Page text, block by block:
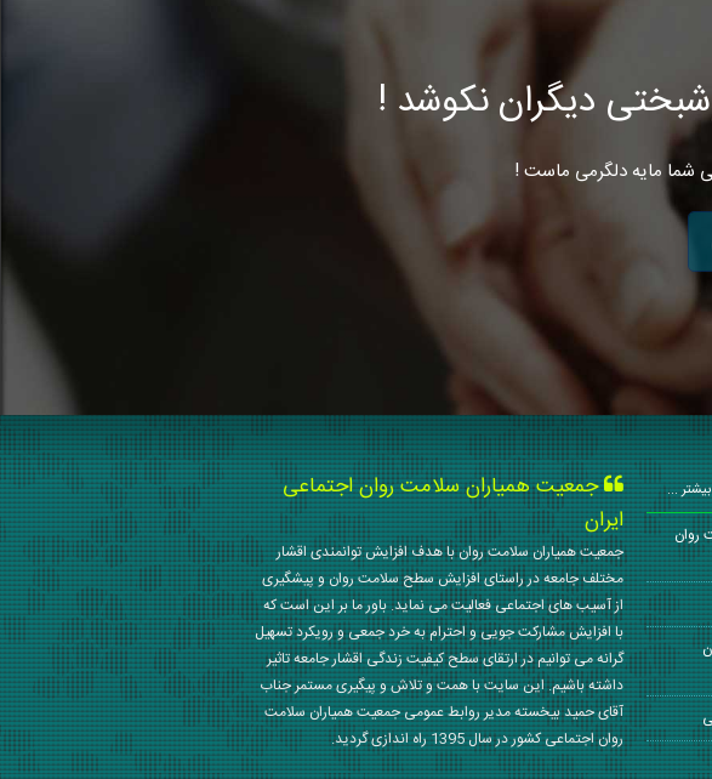
دیگران نکوشد !
شما مایه دلگرمی ماست !
بیشتر ...
روان
جمعیت همیاران سلامت روان اجتماعی
ایران
جمعیت همیاران سلامت روان با هدف افزایش توانمندی اقشار
مختلف جامعه در راستای افزایش سطح سلامت روان و پیشگیری
از آسیب های اجتماعی فعالیت می نماید. باور ما بر این است که
با افزایش مشارکت جویی و احترام به خرد جمعی و رویکرد تسهیل
گرانه می توانیم در ارتقای سطح کیفیت زندگی اقشار جامعه تاثیر
داشته باشیم. این سایت با همت و تلاش و پیگیری مستمر جناب
آقای حمید بیخسته مدیر روابط عمومی جمعیت همیاران سلامت
روان اجتماعی کشور در سال 1395 راه اندازی گردید.